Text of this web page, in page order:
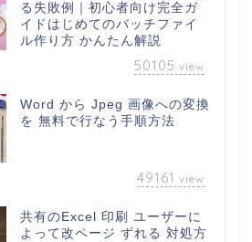
る失敗例｜初心者向け完全ガ
イドはじめてのバッチファイ
ル作り方 かんたん解説
50105 view
Word から Jpeg 画像への変換
を 無料で行なう手順方法
49161 view
共有のExcel 印刷 ユーザーに
よって改ページ ずれる 対処方